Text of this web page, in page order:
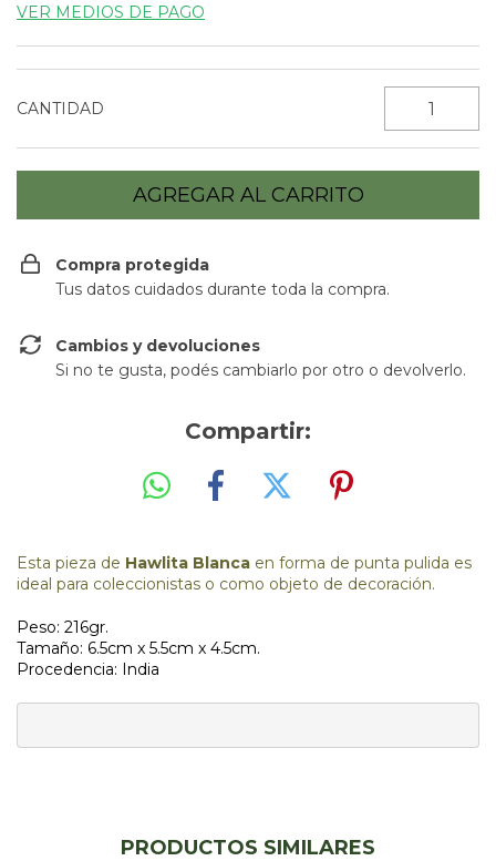
VER MEDIOS DE PAGO
CANTIDAD
Compra protegida
Tus datos cuidados durante toda la compra.
Cambios y devoluciones
Si no te gusta, podés cambiarlo por otro o devolverlo.
Compartir:
Esta pieza de Hawlita Blanca en forma de punta pulida es
ideal para coleccionistas o como objeto de decoración.
Peso: 216gr.
Tamaño: 6.5cm x 5.5cm x 4.5cm.
Procedencia: India
PRODUCTOS SIMILARES